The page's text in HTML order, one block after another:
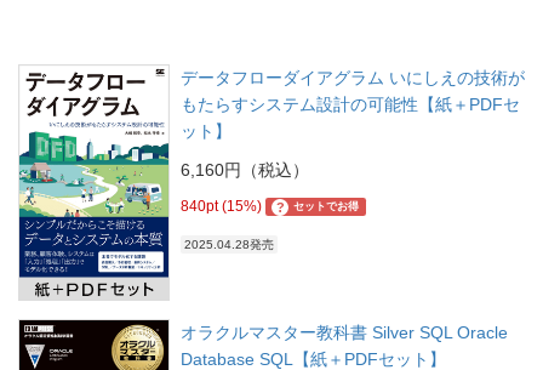
データフローダイアグラム いにしえの技術が
もたらすシステム設計の可能性【紙＋PDFセ
ット】
6,160円（税込）
840pt (15%) ? セットでお得
2025.04.28発売
オラクルマスター教科書 Silver SQL Oracle
Database SQL【紙＋PDFセット】